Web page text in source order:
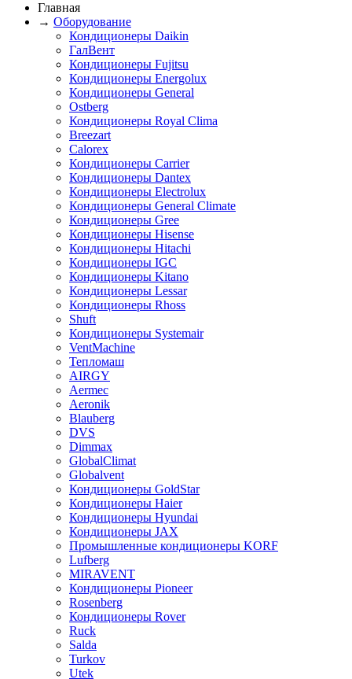
Главная
→ Оборудование
Кондиционеры Daikin
ГалВент
Кондиционеры Fujitsu
Кондиционеры Energolux
Кондиционеры General
Ostberg
Кондиционеры Royal Clima
Breezart
Calorex
Кондиционеры Carrier
Кондиционеры Dantex
Кондиционеры Electrolux
Кондиционеры General Climate
Кондиционеры Gree
Кондиционеры Hisense
Кондиционеры Hitachi
Кондиционеры IGC
Кондиционеры Kitano
Кондиционеры Lessar
Кондиционеры Rhoss
Shuft
Кондиционеры Systemair
VentMachine
Тепломаш
AIRGY
Aermec
Aeronik
Blauberg
DVS
Dimmax
GlobalClimat
Globalvent
Кондиционеры GoldStar
Кондиционеры Haier
Кондиционеры Hyundai
Кондиционеры JAX
Промышленные кондиционеры KORF
Lufberg
MIRAVENT
Кондиционеры Pioneer
Rosenberg
Кондиционеры Rover
Ruck
Salda
Turkov
Utek